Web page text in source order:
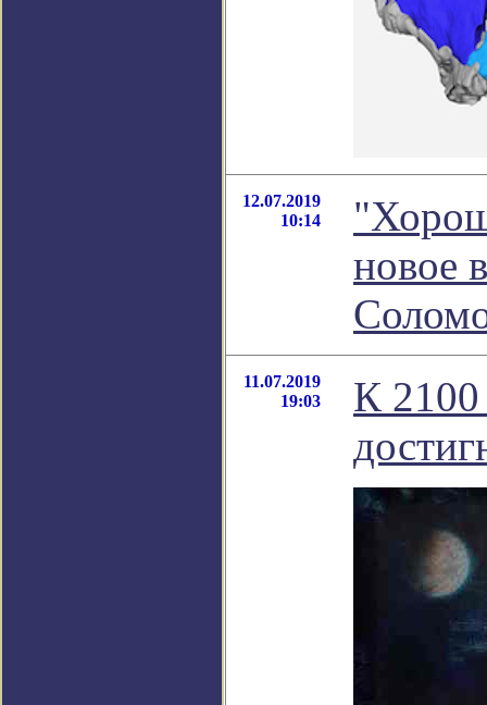
12.07.2019
10:14
новое
11.07.2019
19:03
К 2100